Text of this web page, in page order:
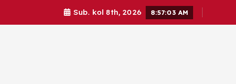
Sub. kol 8th, 2026 8:57:05 AM